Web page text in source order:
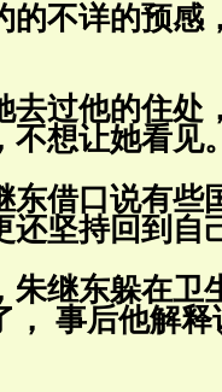
的不详的预感
去过他的住处
不想让她看见
东借口说有些
还坚持回到 自
朱继东躲在卫
， 事后他解释